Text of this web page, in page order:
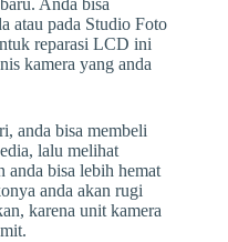
Anda bisa
atau pada Studio Foto
reparasi LCD ini
kamera yang anda
anda bisa membeli
lalu melihat
anda bisa lebih hemat
anda akan rugi
karena unit kamera